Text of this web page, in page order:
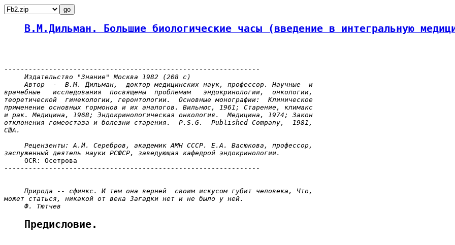
В.М.Дильман. Большие биологические часы (введение в интегральную
---------------------------------------------------------------
Издательство "Знание" Москва 1982 (208 с)
Автор  -  В.М. Дильман,  доктор медицинских наук, профессор. Научные  и
врачебные   исследования  посвящены  проблемам   эндокринологии,  онкологии,
теоретической  гинекологии, геронтологии.  Основные монографии:  Клиническое
применение основных гормонов и их аналогов. Вильнюс, 1961; Старение, климакс
и рак. Медицина, 1968; Эндокринологическая онкология.  Медицина, 1974; Закон
отклонения гомеостаза и болезни старения.  P.S.G.  Published Company,  1981,
США.
Рецензенты: А.И. Серебров, академик АМН СССР. Е.А. Васюкова, профессор,
заслуженный деятель науки РСФСР, заведующая кафедрой эндокринологии.
OCR: Осетрова
---------------------------------------------------------------
Природа -- сфинкс. И тем она верней  cвоим искусом губит человека, Что,
может статься, никакой от века Загадки нет и не было у ней.
Ф. Тютчев
Предисловие.